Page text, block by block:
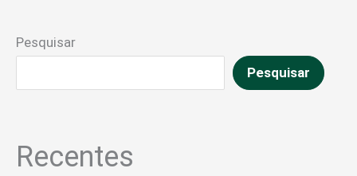
Pesquisar
Pesquisar
Recentes